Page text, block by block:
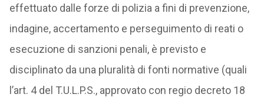
effettuato dalle forze di polizia a fini di prevenzione,
indagine, accertamento e perseguimento di reati o
esecuzione di sanzioni penali, è previsto e
disciplinato da una pluralità di fonti normative (quali
l’art. 4 del T.U.L.P.S., approvato con regio decreto 18